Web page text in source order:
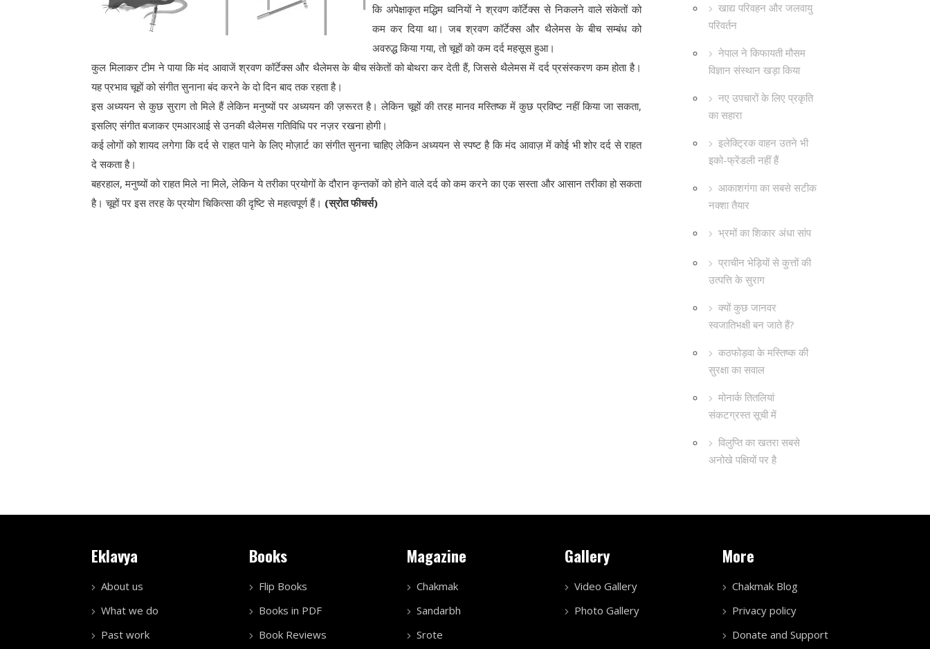
खाद्य परिवहन और जलवायु
परिवर्तन
नेपाल ने किफायती मौसम
विज्ञान संस्थान खड़ा किया
नए उपचारों के लिए प्रकृति
का सहारा
इलेक्ट्रिक वाहन उतने भी
इको-फ्रेंडली नहीं हैं
आकाशगंगा का सबसे सटीक
नक्शा तैयार
भ्रमों का शिकार अंधा सांप
प्राचीन भेड़ियों से कुत्तों की
उत्पत्ति के सुराग
क्यों कुछ जानवर
स्वजातिभक्षी बन जाते हैं?
कठफोड़वा के मस्तिष्क की
सुरक्षा का सवाल
मोनार्क तितलियां
संकटग्रस्त सूची में
विलुप्ति का खतरा सबसे
अनोखे पक्षियों पर है
कि अपेक्षाकृत मद्धिम ध्वनियों ने श्रवण कॉर्टेक्स से निकलने वाले संकेतों को
कम कर दिया था। जब श्रवण कॉर्टेक्स और थैलेमस के बीच सम्बंध को
अवरुद्ध किया गया, तो चूहों को कम दर्द महसूस हुआ।
कुल मिलाकर टीम ने पाया कि मंद आवाजें श्रवण कॉर्टेक्स और थैलेमस के बीच संकेतों को बोथरा कर देती हैं, जिससे थैलेमस में दर्द प्रसंस्करण कम होता है।
यह प्रभाव चूहों को संगीत सुनाना बंद करने के दो दिन बाद तक रहता है।
इस अध्ययन से कुछ सुराग तो मिले हैं लेकिन मनुष्यों पर अध्ययन की ज़रूरत है। लेकिन चूहों की तरह मानव मस्तिष्क में कुछ प्रविष्ट नहीं किया जा सकता,
इसलिए संगीत बजाकर एमआरआई से उनकी थैलेमस गतिविधि पर नज़र रखना होगी।
कई लोगों को शायद लगेगा कि दर्द से राहत पाने के लिए मोज़ार्ट का संगीत सुनना चाहिए लेकिन अध्ययन से स्पष्ट है कि मंद आवाज़ में कोई भी शोर दर्द से राहत
दे सकता है।
बहरहाल, मनुष्यों को राहत मिले ना मिले, लेकिन ये तरीका प्रयोगों के दौरान कृन्तकों को होने वाले दर्द को कम करने का एक सस्ता और आसान तरीका हो सकता
है। चूहों पर इस तरह के प्रयोग चिकित्सा की दृष्टि से महत्वपूर्ण हैं। (स्रोत फीचर्स)
Eklavya
About us
What we do
Past work
Books
Flip Books
Books in PDF
Book Reviews
Magazine
Chakmak
Sandarbh
Srote
Gallery
Video Gallery
Photo Gallery
More
Chakmak Blog
Privacy policy
Donate and Support